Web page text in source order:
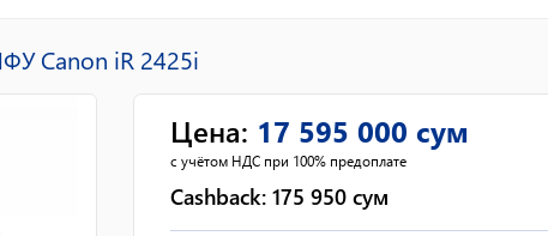
Canon iR 2425i
Цена: 17 595 000 сум
с учётом НДС при 100% предоплате
Cashback: 175 950 сум